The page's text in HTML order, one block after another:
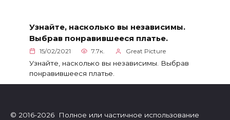
Узнайте, насколько вы независимы.
Выбрав понравившееся платье.
15/02/2021 7.7к. Great Picture
Узнайте, насколько вы независимы. Выбрав
понравившееся платье.
© 2016-2026 Полное или частичное использование